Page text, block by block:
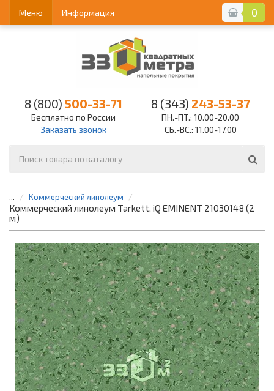
0
Меню Информация
8 (800) 500-33-71
Бесплатно по России
Заказать звонок
8 (343) 243-53-37
ПН.-ПТ.: 10.00-20.00
СБ.-ВС.: 11.00-17.00
... Коммерческий линолеум
Коммерческий линолеум Tarkett, iQ EMINENT 21030148 (2
м)